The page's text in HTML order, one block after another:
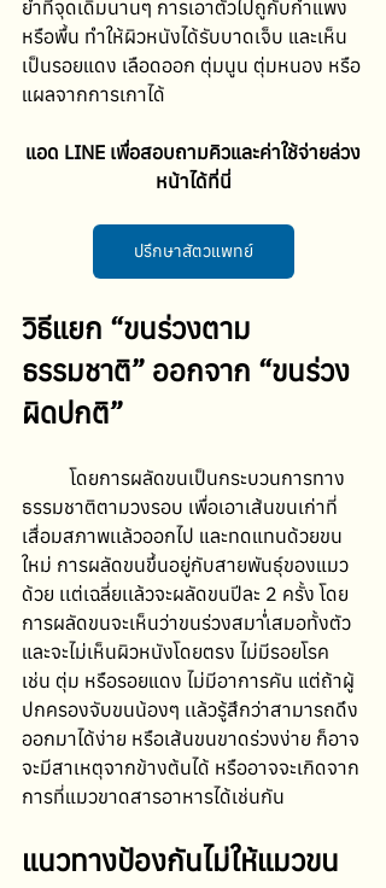
ย้ำที่จุดเดิมนานๆ การเอาตัวไปถูกับกำแพง
หรือพื้น ทำให้ผิวหนังได้รับบาดเจ็บ และเห็น
เป็นรอยแดง เลือดออก ตุ่มนูน ตุ่มหนอง หรือ
แผลจากการเกาได้
แอด LINE เพื่อสอบถามคิวและค่าใช้จ่ายล่วง
หน้าได้ที่นี่
ปรึกษาสัตวแพทย์
วิธีแยก “ขนร่วงตาม
ธรรมชาติ” ออกจาก “ขนร่วง
ผิดปกติ”
	โดยการผลัดขนเป็นกระบวนการทาง
ธรรมชาติตามวงรอบ เพื่อเอาเส้นขนเก่าที่
เสื่อมสภาพเเล้วออกไป และทดแทนด้วยขน
ใหม่ การผลัดขนขึ้นอยู่กับสายพันธุ์ของแมว
ด้วย เเต่เฉลี่ยเเล้วจะผลัดขนปีละ 2 ครั้ง โดย
การผลัดขนจะเห็นว่าขนร่วงสม่ำเสมอทั้งตัว
และจะไม่เห็นผิวหนังโดยตรง ไม่มีรอยโรค
เช่น ตุ่ม หรือรอยแดง ไม่มีอาการคัน แต่ถ้าผู้
ปกครองจับขนน้องๆ เเล้วรู้สึกว่าสามารถดึง
ออกมาได้ง่าย หรือเส้นขนขาดร่วงง่าย ก็อาจ
จะมีสาเหตุจากข้างต้นได้ หรืออาจจะเกิดจาก
การที่แมวขาดสารอาหารได้เช่นกัน
แนวทางป้องกันไม่ให้แมวขน